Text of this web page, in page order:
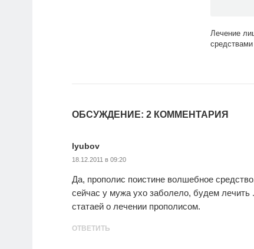
Лечение
средствами
ОБСУЖДЕНИЕ: 2 КОММЕНТАРИЯ
lyubov
18.12.2011 в 09:20
Да, прополис поистине волшебное
сейчас у мужа ухо заболело, будем
статаей о лечении прополисом.
ОТВЕТИТЬ